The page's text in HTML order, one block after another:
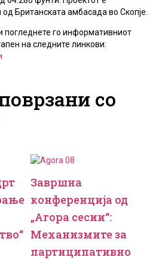
Британската амбасада во Скопје.
го информативниот
на следните линкови:
со
Завршна
конференција од
„Агора сесии“:
Механизмите за
партиципативно